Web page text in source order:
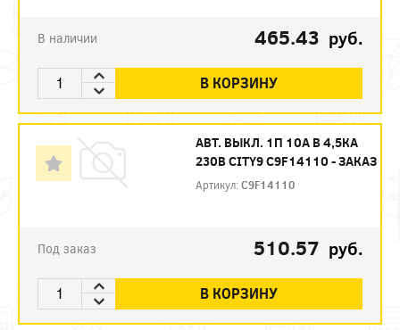
В наличии 465.43 руб.
В КОРЗИНУ
АВТ. ВЫКЛ. 1П 10А B 4,5КА
230В CITY9 C9F14110 - ЗАКАЗ
Артикул:C9F14110
Под заказ 510.57 руб.
В КОРЗИНУ